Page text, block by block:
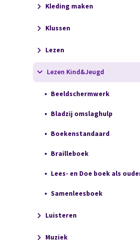
Kleding maken
Klussen
Lezen
Lezen Kind&Jeugd
Beeldschermwerk
Bladzij omslaghulp
Boekenstandaard
Brailleboek
Lees- en Doe boek als
Samenleesboek
Luisteren
Muziek